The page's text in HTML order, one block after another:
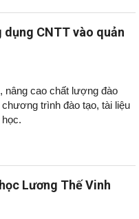
CNTT vào quản
cao chất lượng đào
trình đào tạo, tài liệu
Lương Thế Vinh